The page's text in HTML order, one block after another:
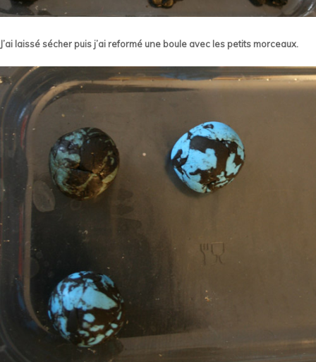
J’ai laissé sécher puis j’ai reformé une boule avec les petits morceaux.